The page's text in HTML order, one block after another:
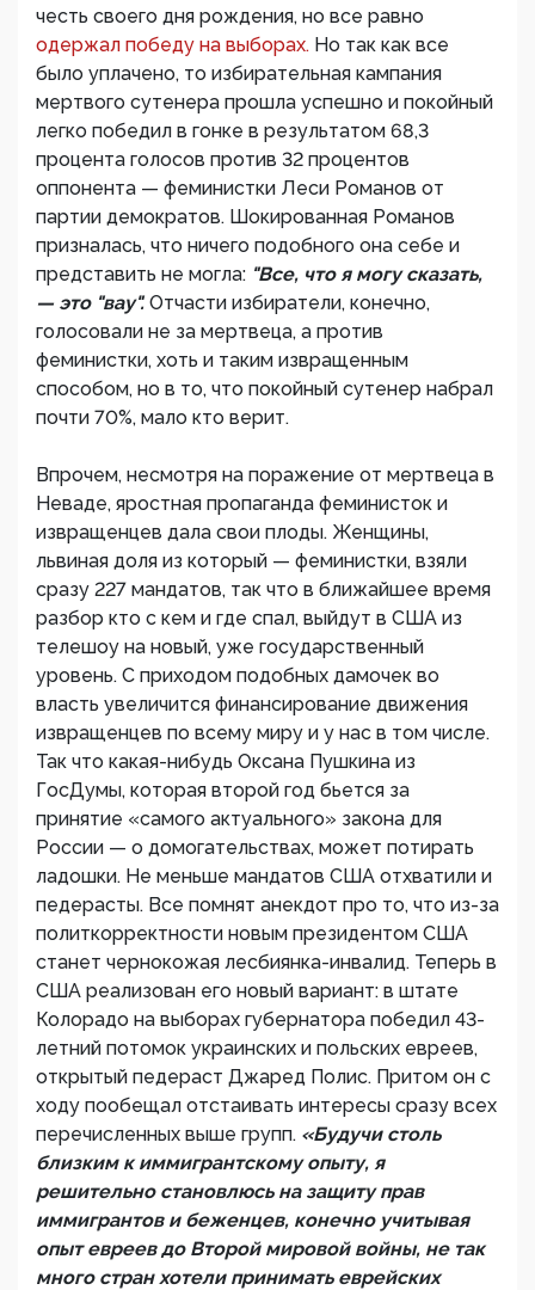
честь своего дня рождения, но все равно
одержал победу на выборах. Но так как все
было уплачено, то избирательная кампания
мертвого сутенера прошла успешно и покойный
легко победил в гонке в результатом 68,3
процента голосов против 32 процентов
оппонента — феминистки Леси Романов от
партии демократов. Шокированная Романов
призналась, что ничего подобного она себе и
представить не могла: "Все, что я могу сказать,
— это "вау". Отчасти избиратели, конечно,
голосовали не за мертвеца, а против
феминистки, хоть и таким извращенным
способом, но в то, что покойный сутенер набрал
почти 70%, мало кто верит.
Впрочем, несмотря на поражение от мертвеца в
Неваде, яростная пропаганда феминисток и
извращенцев дала свои плоды. Женщины,
львиная доля из который — феминистки, взяли
сразу 227 мандатов, так что в ближайшее время
разбор кто с кем и где спал, выйдут в США из
телешоу на новый, уже государственный
уровень. С приходом подобных дамочек во
власть увеличится финансирование движения
извращенцев по всему миру и у нас в том числе.
Так что какая-нибудь Оксана Пушкина из
ГосДумы, которая второй год бьется за
принятие «самого актуального» закона для
России — о домогательствах, может потирать
ладошки. Не меньше мандатов США отхватили и
педерасты. Все помнят анекдот про то, что из-за
политкорректности новым президентом США
станет чернокожая лесбиянка-инвалид. Теперь в
США реализован его новый вариант: в штате
Колорадо на выборах губернатора победил 43-
летний потомок украинских и польских евреев,
открытый педераст Джаред Полис. Притом он с
ходу пообещал отстаивать интересы сразу всех
перечисленных выше групп. «Будучи столь
близким к иммигрантскому опыту, я
решительно становлюсь на защиту прав
иммигрантов и беженцев, конечно учитывая
опыт евреев до Второй мировой войны, не так
много стран хотели принимать еврейских